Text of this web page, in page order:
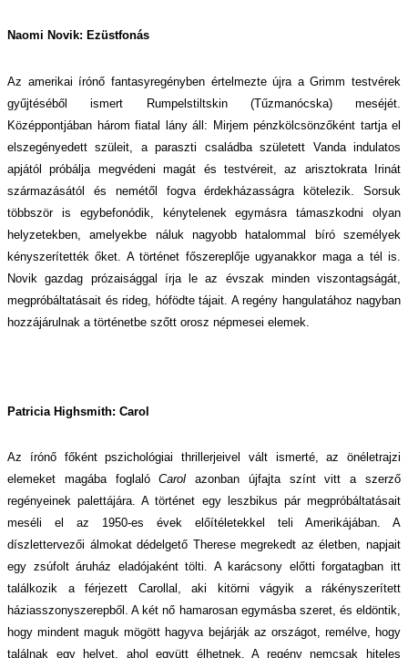
Naomi Novik: Ezüstfonás
Az amerikai írónő fantasyregényben értelmezte újra a Grimm testvérek
gyűjtéséből ismert Rumpelstiltskin (Tűzmanócska) meséjét.
Középpontjában három fiatal lány áll: Mirjem pénzkölcsönzőként tartja el
elszegényedett szüleit, a paraszti családba született Vanda indulatos
apjától próbálja megvédeni magát és testvéreit, az arisztokrata Irinát
származásától és nemétől fogva érdekházasságra kötelezik. Sorsuk
többször is egybefonódik, kénytelenek egymásra támaszkodni olyan
helyzetekben, amelyekbe náluk nagyobb hatalommal bíró személyek
kényszerítették őket. A történet főszereplője ugyanakkor maga a tél is.
Novik gazdag prózaisággal írja le az évszak minden viszontagságát,
megpróbáltatásait és rideg, hófödte tájait. A regény hangulatához nagyban
hozzájárulnak a történetbe szőtt orosz népmesei elemek.
Patricia Highsmith: Carol
Az írónő főként pszichológiai thrillerjeivel vált ismerté, az önéletrajzi
elemeket magába foglalóCarol azonban újfajta színt vitt a szerző
regényeinek palettájára. A történet egy leszbikus pár megpróbáltatásait
meséli el az 1950-es évek előítéletekkel teli Amerikájában. A
díszlettervezői álmokat dédelgető Therese megrekedt az életben, napjait
egy zsúfolt áruház eladójaként tölti. A karácsony előtti forgatagban itt
találkozik a férjezett Carollal, aki kitörni vágyik a rákényszerített
háziasszonyszerepből. A két nő hamarosan egymásba szeret, és eldöntik,
hogy mindent maguk mögött hagyva bejárják az országot, remélve, hogy
találnak egy helyet, ahol együtt élhetnek. A regény nemcsak hiteles